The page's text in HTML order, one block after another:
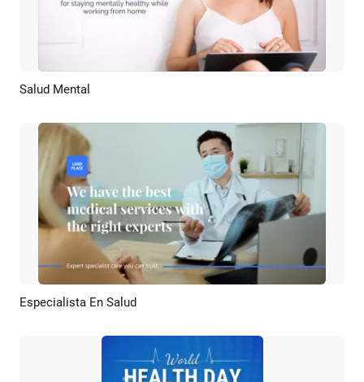
Salud Mental
Previsualizar
Especialista En Salud